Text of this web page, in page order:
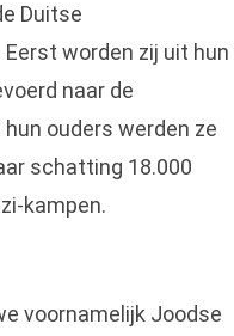
Duitse
worden zij uit hun
naar de
ouders werden ze
schatting 18.000
kampen.
voornamelijk Joodse